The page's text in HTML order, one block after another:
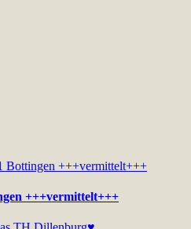
+++vermittelt+++